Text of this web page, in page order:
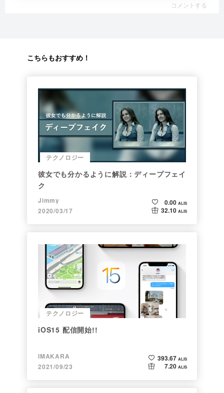
コメントする
こちらもおすすめ！
テクノロジー
彼女でも分かるように解説：ディープフェイ
ク
Jimmy
2020/03/17
0.00 ALIS
32.10 ALIS
テクノロジー
iOS15 配信開始!!
IMAKARA
2021/09/23
393.67 ALIS
7.20 ALIS